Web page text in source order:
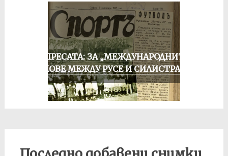
ОТ ПРЕСАТА: ЗА „МЕЖДУНАРОДНИТЕ“
МАЧОВЕ МЕЖДУ РУСЕ И СИЛИСТРА